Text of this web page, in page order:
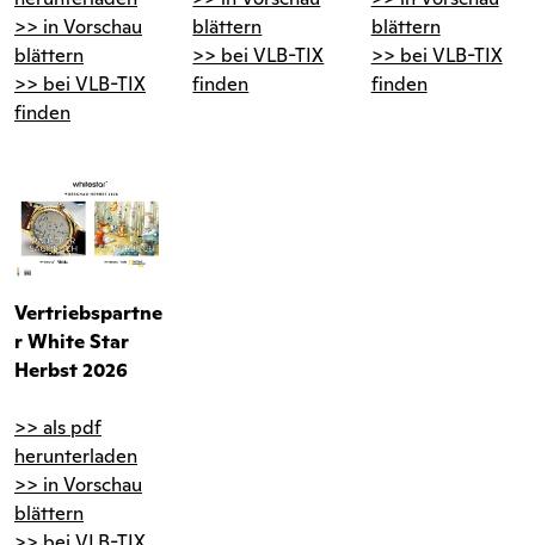
>> in Vorschau
blättern
>> bei VLB-TIX
finden
blättern
>> bei VLB-TIX
finden
blättern
>> bei VLB-TIX
finden
Vertriebspartne
r White Star
Herbst 2026
>> als pdf
herunterladen
>> in Vorschau
blättern